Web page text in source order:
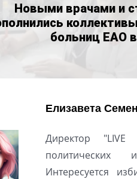
Новыми врачами и
больниц ЕАО
Елизавета
Директор "LIVE
политических
Интересуется